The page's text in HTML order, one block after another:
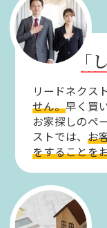
「
リードネクス
せん。早く買
お家探しのペ
ストでは、お
をすることを